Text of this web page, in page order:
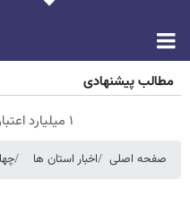
مطالب پیشنهادی
۱ میلیارد اعتبار خرید طلا | بدون ضامن و چک
صفحه اصلی اخبار استان ها